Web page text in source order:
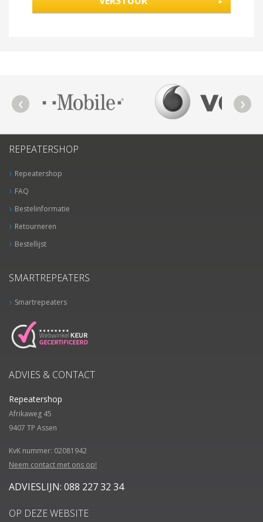
REPEATERSHOP
Repeatershop
FAQ
Bestelinformatie
Retourneren
Bestellijst
SMARTREPEATERS
Smartrepeaters
ADVIES & CONTACT
Repeatershop
Afrikaweg 45
9407 TP Assen
KvK nummer: 02081942
Neem contact met ons op!
ADVIESLIJN: 088 227 32 34
OP DEZE WEBSITE